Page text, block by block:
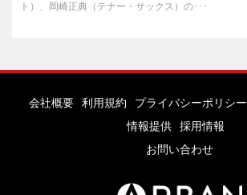
ト）、岡崎正典（テナー・サックス）の･･･
会社概要 利用規約 プライバシーポリシー
情報提供
採用情報
お問い合わせ